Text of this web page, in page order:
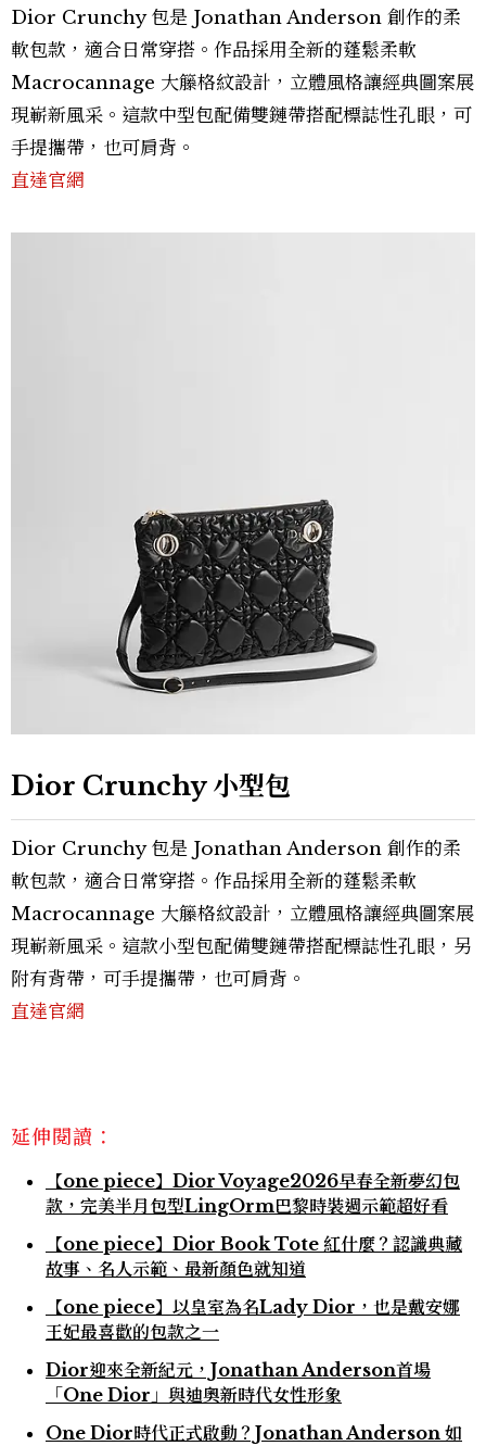
Dior Crunchy 包是 Jonathan Anderson 創作的柔
軟包款，適合日常穿搭。作品採用全新的蓬鬆柔軟
Macrocannage 大籐格紋設計，立體風格讓經典圖案展
現嶄新風采。這款中型包配備雙鏈帶搭配標誌性孔眼，可
手提攜帶，也可肩背。
直達官網
Dior Crunchy 小型包
Dior Crunchy 包是 Jonathan Anderson 創作的柔
軟包款，適合日常穿搭。作品採用全新的蓬鬆柔軟
Macrocannage 大籐格紋設計，立體風格讓經典圖案展
現嶄新風采。這款小型包配備雙鏈帶搭配標誌性孔眼，另
附有背帶，可手提攜帶，也可肩背。
直達官網
延伸閱讀：
【one piece】Dior Voyage2026早春全新夢幻包
款，完美半月包型LingOrm巴黎時裝週示範超好看
【one piece】Dior Book Tote 紅什麼？認識典藏
故事、名人示範、最新顏色就知道
【one piece】以皇室為名Lady Dior，也是戴安娜
王妃最喜歡的包款之一
Dior迎來全新紀元，Jonathan Anderson首場
「One Dior」與迪奧新時代女性形象
One Dior時代正式啟動？Jonathan Anderson 如